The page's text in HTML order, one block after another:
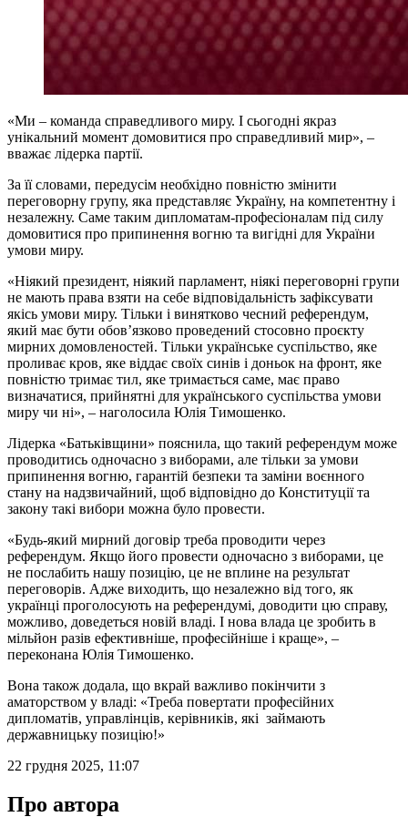
«Ми – команда справедливого миру. І сьогодні якраз
унікальний момент домовитися про справедливий мир», –
вважає лідерка партії.
За її словами, передусім необхідно повністю змінити
переговорну групу, яка представляє Україну, на компетентну і
незалежну. Саме таким дипломатам-професіоналам під силу
домовитися про припинення вогню та вигідні для України
умови миру.
«Ніякий президент, ніякий парламент, ніякі переговорні групи
не мають права взяти на себе відповідальність зафіксувати
якісь умови миру. Тільки і винятково чесний референдум,
який має бути обов’язково проведений стосовно проєкту
мирних домовленостей. Тільки українське суспільство, яке
проливає кров, яке віддає своїх синів і доньок на фронт, яке
повністю тримає тил, яке тримається саме, має право
визначатися, прийнятні для українського суспільства умови
миру чи ні», – наголосила Юлія Тимошенко.
Лідерка «Батьківщини» пояснила, що такий референдум може
проводитись одночасно з виборами, але тільки за умови
припинення вогню, гарантій безпеки та заміни воєнного
стану на надзвичайний, щоб відповідно до Конституції та
закону такі вибори можна було провести.
«Будь-який мирний договір треба проводити через
референдум. Якщо його провести одночасно з виборами, це
не послабить нашу позицію, це не вплине на результат
переговорів. Адже виходить, що незалежно від того, як
українці проголосують на референдумі, доводити цю справу,
можливо, доведеться новій владі. І нова влада це зробить в
мільйон разів ефективніше, професійніше і краще», –
переконана Юлія Тимошенко.
Вона також додала, що вкрай важливо покінчити з
аматорством у владі: «Треба повертати професійних
дипломатів, управлінців, керівників, які займають
державницьку позицію!»
22 грудня 2025, 11:07
Про автора